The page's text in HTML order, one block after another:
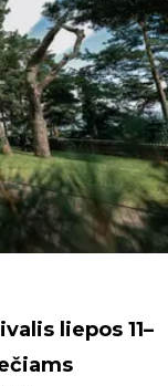
liepos 11–